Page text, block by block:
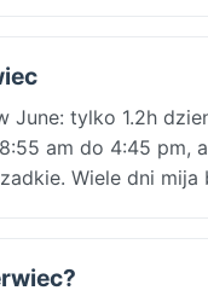
June: tylko 1.2h
am do 4:45 pm,
Wiele dni mija